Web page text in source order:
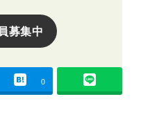
募集中
0